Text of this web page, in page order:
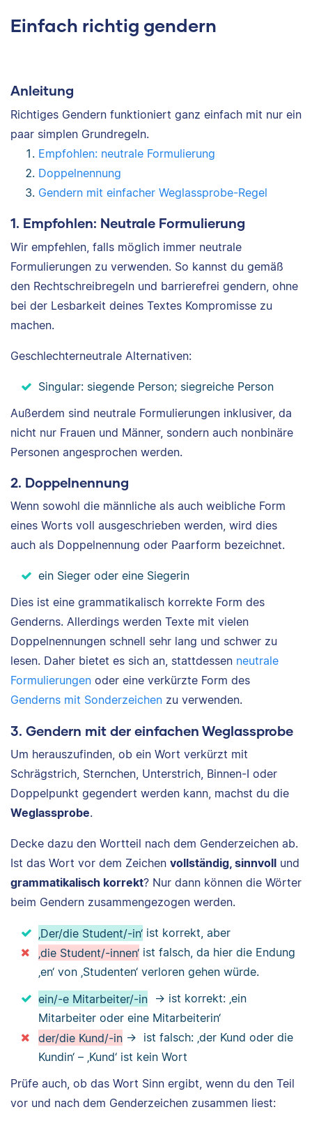
Einfach richtig gendern
Anleitung
Richtiges Gendern funktioniert ganz einfach mit nur ein
paar simplen Grundregeln.
Empfohlen: neutrale Formulierung
Doppelnennung
Gendern mit einfacher Weglassprobe-Regel
1. Empfohlen: Neutrale Formulierung
Wir empfehlen, falls möglich immer neutrale
Formulierungen zu verwenden. So kannst du gemäß
den Rechtschreibregeln und barrierefrei gendern, ohne
bei der Lesbarkeit deines Textes Kompromisse zu
machen.
Geschlechterneutrale Alternativen:
Singular: siegende Person; siegreiche Person
Außerdem sind neutrale Formulierungen inklusiver, da
nicht nur Frauen und Männer, sondern auch nonbinäre
Personen angesprochen werden.
2. Doppelnennung
Wenn sowohl die männliche als auch weibliche Form
eines Worts voll ausgeschrieben werden, wird dies
auch als Doppelnennung oder Paarform bezeichnet.
ein Sieger oder eine Siegerin
Dies ist eine grammatikalisch korrekte Form des
Genderns. Allerdings werden Texte mit vielen
Doppelnennungen schnell sehr lang und schwer zu
lesen. Daher bietet es sich an, stattdessen neutrale
Formulierungen oder eine verkürzte Form des
Genderns mit Sonderzeichen zu verwenden.
3. Gendern mit der einfachen Weglassprobe
Um herauszufinden, ob ein Wort verkürzt mit
Schrägstrich, Sternchen, Unterstrich, Binnen-I oder
Doppelpunkt gegendert werden kann, machst du die
Weglassprobe.
Decke dazu den Wortteil nach dem Genderzeichen ab.
Ist das Wort vor dem Zeichen vollständig, sinnvoll und
grammatikalisch korrekt? Nur dann können die Wörter
beim Gendern zusammengezogen werden.
‚Der/die Student/-in‘ ist korrekt, aber
‚die Student/-innen‘ ist falsch, da hier die Endung
‚en‘ von ‚Studenten‘ verloren gehen würde.
ein/-e Mitarbeiter/-in → ist korrekt: ‚ein
Mitarbeiter oder eine Mitarbeiterin‘
der/die Kund/-in → ist falsch: ‚der Kund oder die
Kundin‘ – ‚Kund‘ ist kein Wort
Prüfe auch, ob das Wort Sinn ergibt, wenn du den Teil
vor und nach dem Genderzeichen zusammen liest: